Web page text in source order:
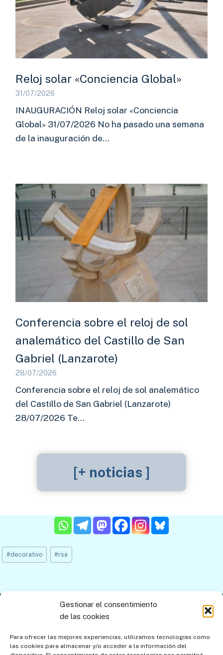
Gestionar el consentimiento
de las cookies
Para ofrecer las mejores experiencias, utilizamos tecnologías como
las cookies para almacenar y/o acceder a la información del
Reloj solar «Conciencia Global»
31/07/2026
INAUGURACIÓN Reloj solar «Conciencia
Global» 31/07/2026 No ha pasado una semana
de la inauguración de…
Conferencia sobre el reloj de sol
analemático del Castillo de San
Gabriel (Lanzarote)
28/07/2026
Conferencia sobre el reloj de sol analemático
del Castillo de San Gabriel (Lanzarote)
28/07/2026 Te…
[+ noticias ]
Etiquetas
de
#decorativo #rsa
Aviso legal
Política de cookies Mapa del sitio